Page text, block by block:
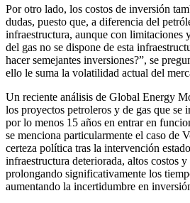
Por otro lado, los costos de inversión
dudas, puesto que, a diferencia del
infraestructura, aunque con limitaciones
del gas no se dispone de esta
hacer semejantes inversiones?”, se
ello le suma la volatilidad actual del
Un reciente análisis de Global Energy
los proyectos petroleros y de gas que se
por lo menos 15 años en entrar en
se menciona particularmente el caso de
certeza política tras la intervención
infraestructura deteriorada, altos costos
prolongando significativamente los
aumentando la incertidumbre en